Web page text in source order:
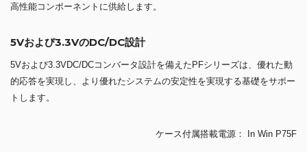
高性能コンポーネントに供給します。
5Vおよび3.3VのDC/DC設計
5Vおよび3.3VDC/DCコンバータ設計を備えたPFシリーズは、優れた動
的応答を実現し、より優れたシステムの安定性を実現する基礎をサポー
トします。
ケース付属搭載電源： In Win P75F